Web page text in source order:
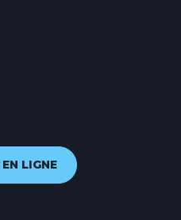
LIGNE